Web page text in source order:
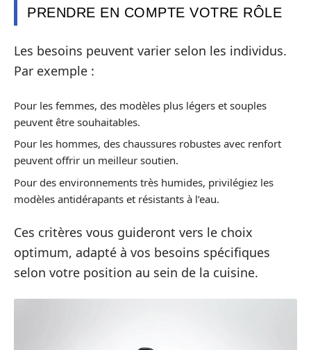
PRENDRE EN COMPTE VOTRE RÔLE
Les besoins peuvent varier selon les individus.
Par exemple :
Pour les femmes, des modèles plus légers et souples
peuvent être souhaitables.
Pour les hommes, des chaussures robustes avec renfort
peuvent offrir un meilleur soutien.
Pour des environnements très humides, privilégiez les
modèles antidérapants et résistants à l’eau.
Ces critères vous guideront vers le choix
optimum, adapté à vos besoins spécifiques
selon votre position au sein de la cuisine.